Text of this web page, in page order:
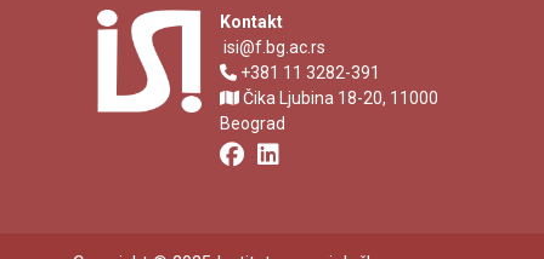
Kontakt
isi@f.bg.ac.rs
+381 11 3282-391
Čika Ljubina 18-20, 11000
Beograd